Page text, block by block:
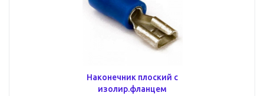
Наконечник плоский с
изолир.фланцем